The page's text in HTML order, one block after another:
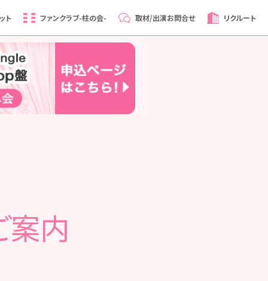
ト ファンクラブ-柱の会- 取材/出演お問合せ リクルート
内